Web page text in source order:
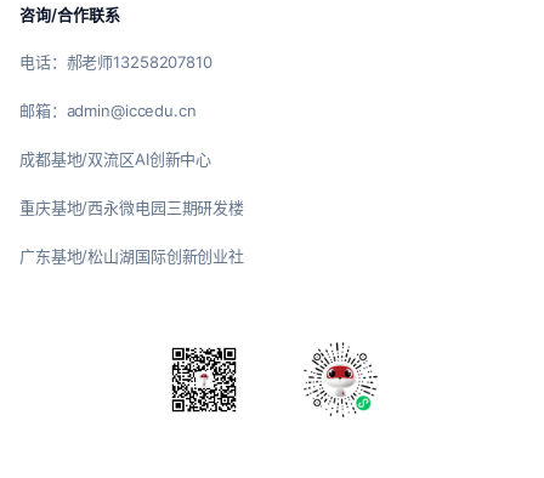
咨询/合作联系
电话：郝老师13258207810
邮箱：admin@iccedu.cn
成都基地/双流区AI创新中心
重庆基地/西永微电园三期研发楼
广东基地/松山湖国际创新创业社